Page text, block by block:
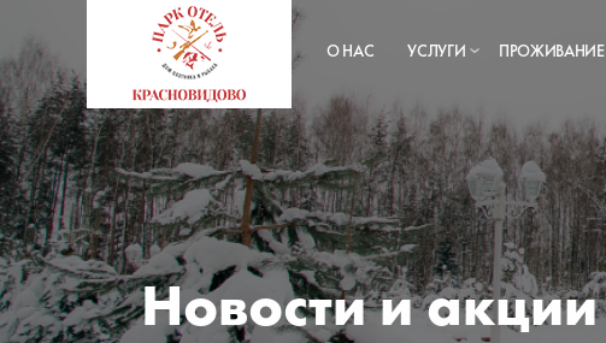
О НАС УСЛУГИ ПРОЖИВАНИЕ
Новости и акции